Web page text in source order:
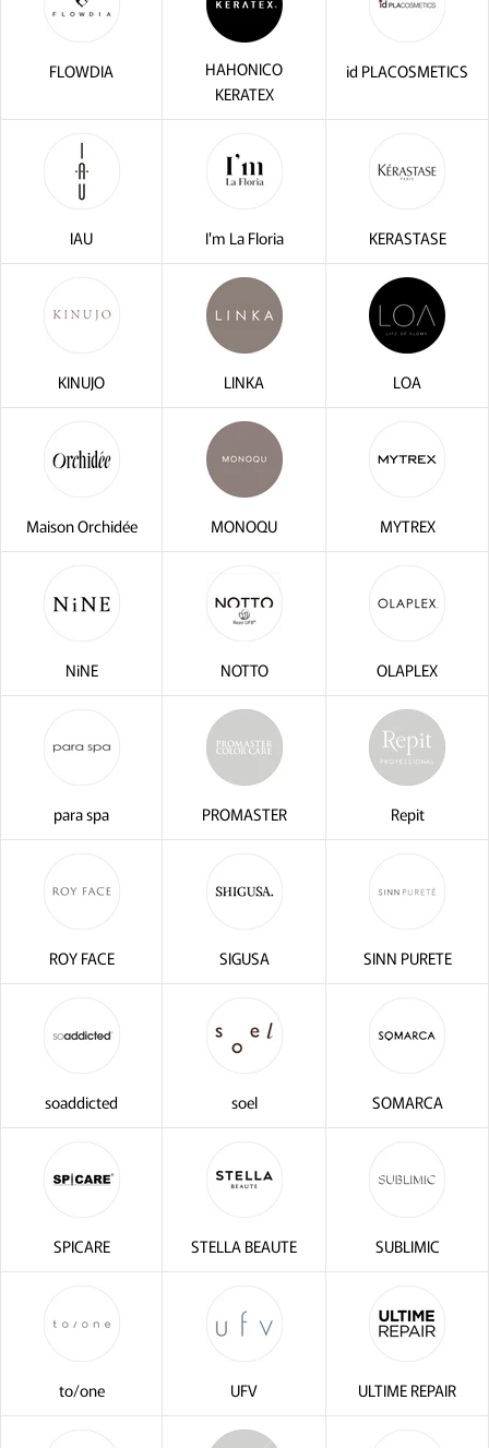
FLOWDIA
HAHONICO
KERATEX
id PLACOSMETICS
IAU I'm La Floria KERASTASE
KINUJO LINKA LOA
Maison Orchidée MONOQU MYTREX
NiNE NOTTO OLAPLEX
para spa PROMASTER Repit
ROY FACE SIGUSA SINN PURETE
soaddicted soel SOMARCA
SPICARE STELLA BEAUTE SUBLIMIC
to/one UFV ULTIME REPAIR